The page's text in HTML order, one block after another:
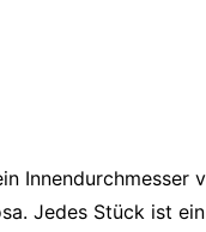
Jedes Stück ist